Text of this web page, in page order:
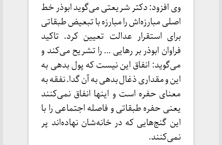
وی افزود: دکتر شریعتی می‌گوید ابوذر خط
اصلی مبارزه‌اش را مبارزه با تبعیض طبقاتی
برای استقرار عدالت تعیین کرد. تاکید
فراوان ابوذر بر رهایی … را تشریح می‌کند و
می‌گوید: انفاق این نیست که پول بدهی به
این و مقداری ذغال بدهی به آن گدا. نفقه به
معنای حفره است و اینها انفاق نمی‌کنند
یعنی حفره طبقاتی و فاصله اجتماعی را با
این گنج‌هایی که در خانه‌شان نهاده‌اند پر
نمی‌کنند.